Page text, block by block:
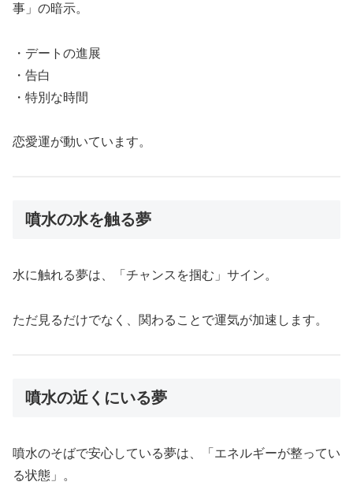
事」の暗示。
・デートの進展
・告白
・特別な時間
恋愛運が動いています。
噴水の水を触る夢
水に触れる夢は、「チャンスを掴む」サイン。
ただ見るだけでなく、関わることで運気が加速します。
噴水の近くにいる夢
噴水のそばで安心している夢は、「エネルギーが整ってい
る状態」。